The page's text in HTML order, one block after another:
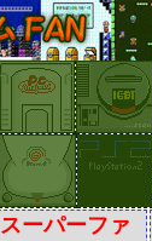
スーパーファ